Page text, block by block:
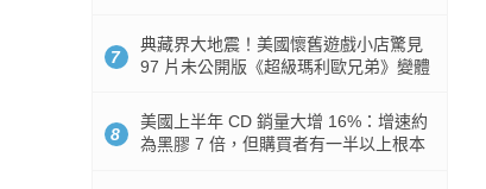
7
典藏界大地震！美國懷舊遊戲小店驚見
97 片未公開版《超級瑪利歐兄弟》變體
8
美國上半年 CD 銷量大增 16%：增速約
為黑膠 7 倍，但購買者有一半以上根本